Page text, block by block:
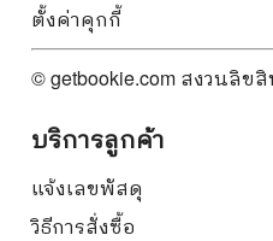
ตั้งค่าคุกกี้
© getbookie.com สงวนลิข
บริการลูกค้า
แจ้งเลขพัสดุ
วิธีการสั่งซื้อ